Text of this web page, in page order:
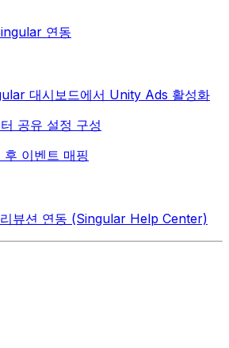
연동
대시보드에서 Unity Ads 활성화
공유 설정 구성
후 이벤트 매핑
뷰션 연동 (Singular Help Center)